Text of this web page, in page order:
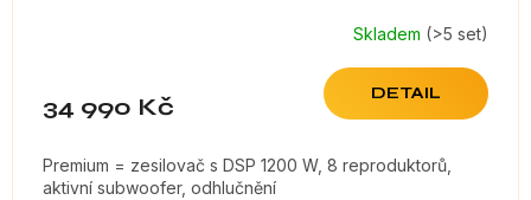
Skladem (>5 set)
34 990 Kč DETAIL
Premium = zesilovač s DSP 1200 W, 8 reproduktorů,
aktivní subwoofer, odhlučnění